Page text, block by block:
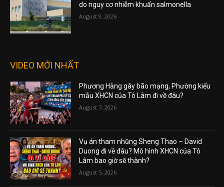
do nguy cơ nhiễm khuẩn salmonella
August 9, 2026
VIDEO MỚI NHẤT
Phương Hằng gây bão mạng, Phường kiểu
mẫu XHCN của Tô Lâm đi về đâu?
August 7, 2026
Vụ án tham nhũng Sheng Thao – David
Duong đi về đâu? Mô hình XHCN của Tô
Lâm bao giờ sẽ thành?
August 5, 2026